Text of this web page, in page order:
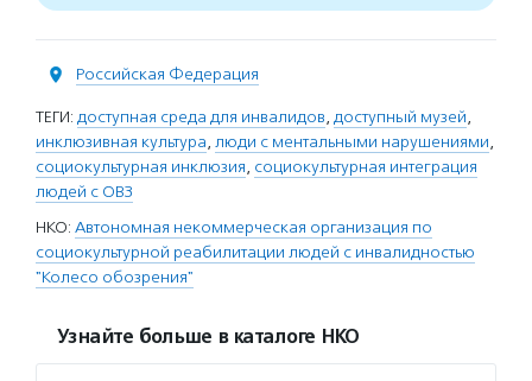
Российская Федерация
ТЕГИ: доступная среда для инвалидов, доступный музей,
инклюзивная культура, люди с ментальными нарушениями,
социокультурная инклюзия, социокультурная интеграция
людей с ОВЗ
НКО: Автономная некоммерческая организация по
социокультурной реабилитации людей с инвалидностью
"Колесо обозрения"
Узнайте больше в каталоге НКО